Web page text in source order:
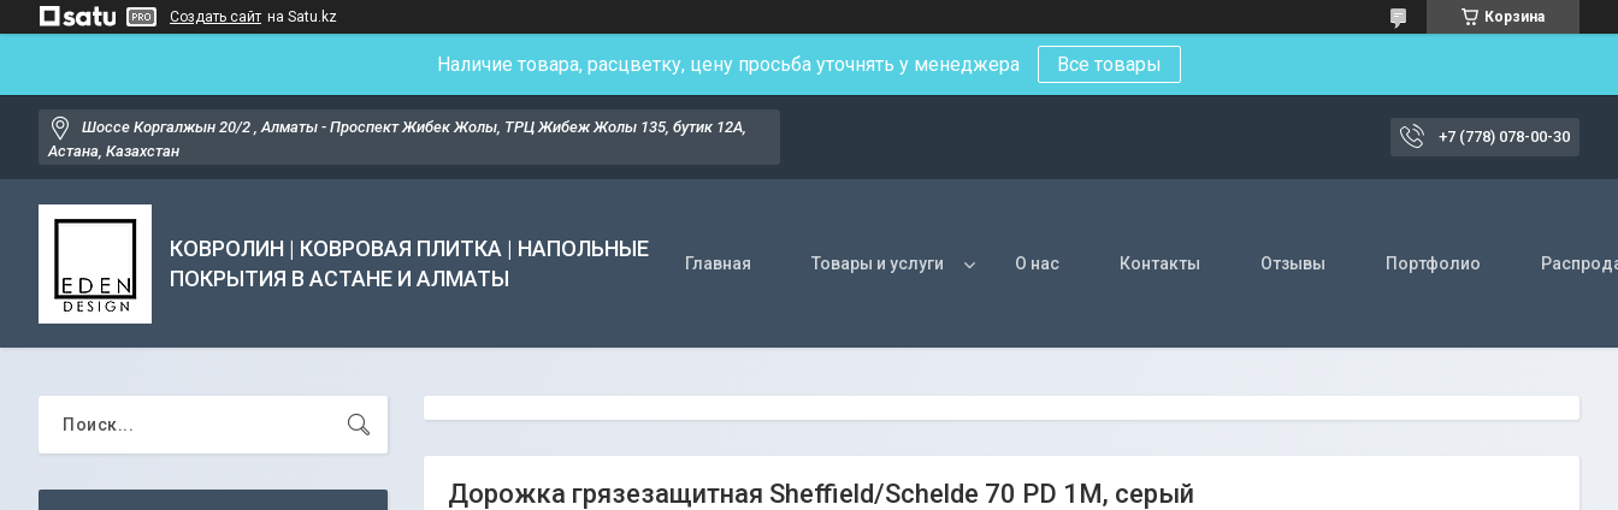
Создать сайт на Satu.kz Корзина
Наличие товара, расцветку, цену просьба уточнять у менеджера Все товары
Шоссе Коргалжын 20/2 , Алматы - Проспект Жибек Жолы, ТРЦ Жибеж Жолы 135, бутик 12А,
Астана, Казахстан
+7 (778) 078-00-30
КОВРОЛИН | КОВРОВАЯ ПЛИТКА | НАПОЛЬНЫЕ
ПОКРЫТИЯ В АСТАНЕ И АЛМАТЫ
Главная Товары и услуги О нас Контакты Отзывы Портфолио
Дорожка грязезащитная Sheffield/Schelde 70 PD 1М, серый